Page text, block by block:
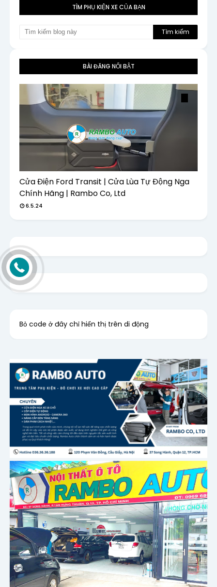
TÌM PHỤ KIỆN XE CỦA BẠN
BÀI ĐĂNG NỔI BẬT
Cửa Điện Ford Transit | Cửa Lùa Tự Động Nga
Chính Hãng | Rambo Co, Ltd
6.5.24
Bỏ code ở đây chỉ hiển thị trên di động